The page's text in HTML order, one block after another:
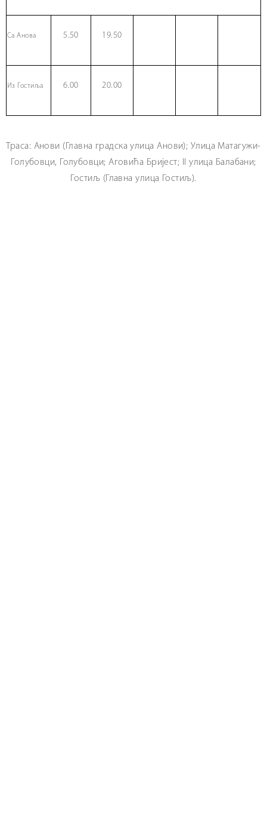
Са Анова 5.50 19.50
Из Гостиља 6.00 20.00
Траса: Анови (Главна градска улица Анови); Улица Матагужи-
Голубовци, Голубовци; Аговића Бријест; II улица Балабани;
Гостиљ (Главна улица Гостиљ).